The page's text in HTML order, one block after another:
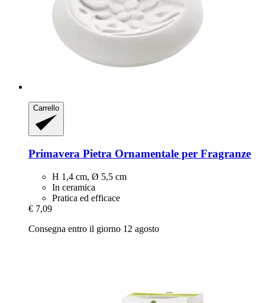
Carrello
Primavera Pietra Ornamentale per Fragranze
H 1,4 cm, Ø 5,5 cm
In ceramica
Pratica ed efficace
€ 7,09
Consegna entro il giorno 12 agosto